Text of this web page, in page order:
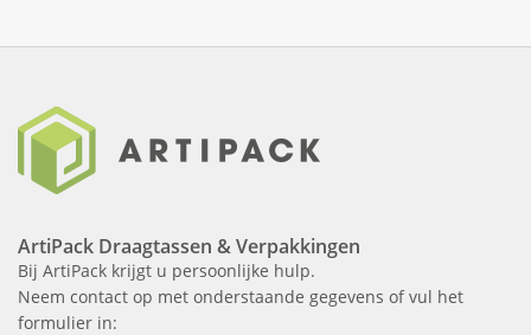
ArtiPack Draagtassen & Verpakkingen
Bij ArtiPack krijgt u persoonlijke hulp.
Neem contact op met onderstaande gegevens of vul het
formulier in: